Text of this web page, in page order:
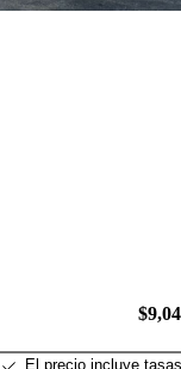
El precio incluye tasas